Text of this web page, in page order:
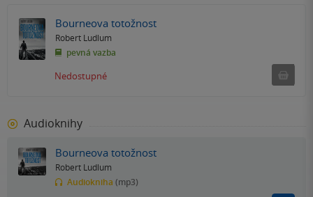
Bourneova totožnost
Robert Ludlum
pevná vazba
Nedostupné
Audioknihy
Bourneova totožnost
Robert Ludlum
Audiokniha (mp3)